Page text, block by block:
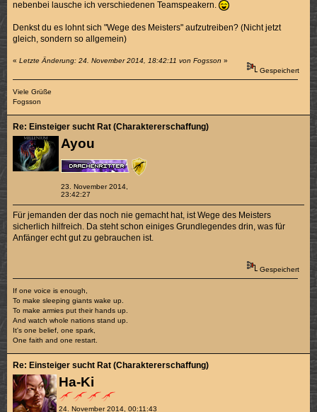
nebenbei lausche ich verschiedenen Teamspeakern.
Denkst du es lohnt sich "Wege des Meisters" aufzutreiben? (Nicht jetzt
gleich, sondern so allgemein)
«Letzte Änderung: 24. November 2014, 18:42:11 von Fogsson »
Gespeichert
Viele Grüße
Fogsson
Ayou
23. November 2014,
23:42:27
Re: Einsteiger sucht Rat (Charaktererschaffung)
Für jemanden der das noch nie gemacht hat, ist Wege des Meisters
sicherlich hilfreich. Da steht schon einiges Grundlegendes drin, was für
Anfänger echt gut zu gebrauchen ist.
Gespeichert
If one voice is enough,
To make sleeping giants wake up.
To make armies put their hands up.
And watch whole nations stand up.
It's one belief, one spark,
One faith and one restart.
Ha-Ki
24. November 2014, 00:11:43
Re: Einsteiger sucht Rat (Charaktererschaffung)